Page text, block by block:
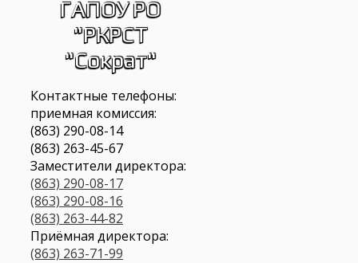
ГАПОУ РО
"РКРСТ
"Сократ"
Контактные телефоны:
приемная комиссия:
(863) 290-08-14
(863) 263-45-67
Заместители директора:
(863) 290-08-17
(863) 290-08-16
(863) 263-44-82
Приёмная директора:
(863) 263-71-99